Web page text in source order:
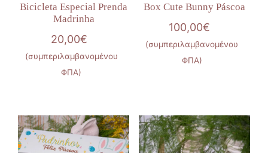
Bicicleta Especial Prenda
Madrinha
20,00€
(συμπεριλαμβανομένου
ΦΠΑ)
Box Cute Bunny Páscoa
100,00€
(συμπεριλαμβανομένου
ΦΠΑ)